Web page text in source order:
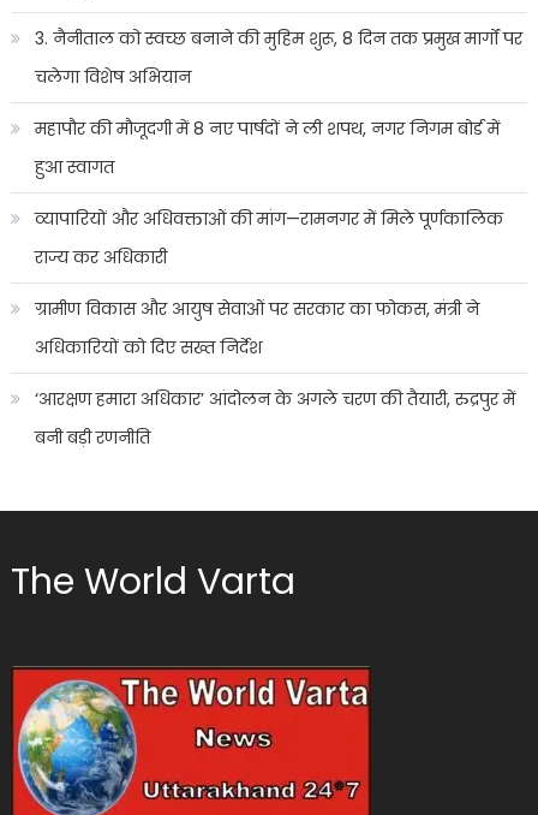
3. नैनीताल को स्वच्छ बनाने की मुहिम शुरू, 8 दिन तक प्रमुख मार्गों पर
चलेगा विशेष अभियान
महापौर की मौजूदगी में 8 नए पार्षदों ने ली शपथ, नगर निगम बोर्ड में
हुआ स्वागत
व्यापारियों और अधिवक्ताओं की मांग—रामनगर में मिले पूर्णकालिक
राज्य कर अधिकारी
ग्रामीण विकास और आयुष सेवाओं पर सरकार का फोकस, मंत्री ने
अधिकारियों को दिए सख्त निर्देश
‘आरक्षण हमारा अधिकार’ आंदोलन के अगले चरण की तैयारी, रुद्रपुर में
बनी बड़ी रणनीति
The World Varta